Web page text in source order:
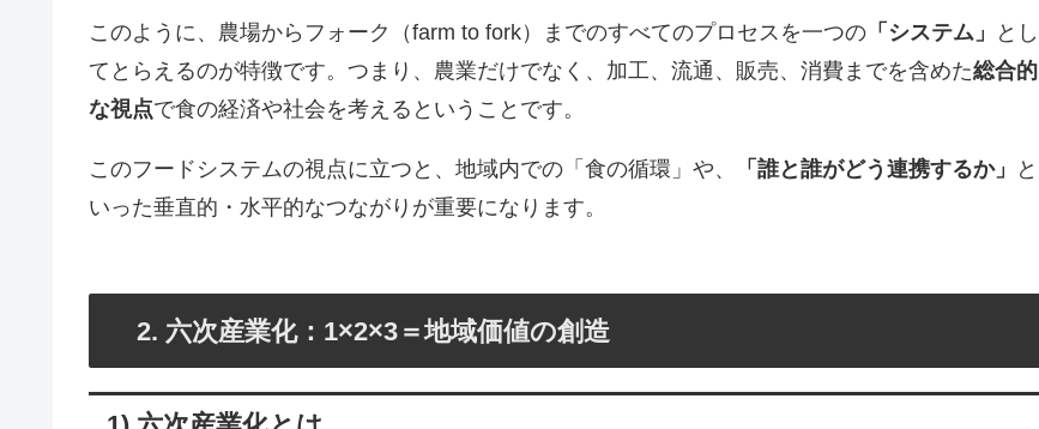
このように、農場からフォーク（farm to fork）までのすべてのプロセスを一つの 「システム」
とし
てとらえるのが特徴です。つまり、農業だけでなく、加工、流通、販売、消費までを含めた総合的
な視点で食の経済や社会を考えるということです。
このフードシステムの視点に立つと、地域内での「食の循環」や、 「誰と誰がどう連携するか」
と
いった垂直的・水平的なつながりが重要になります。
2. 六次産業化：1×2×3＝地域価値の創造